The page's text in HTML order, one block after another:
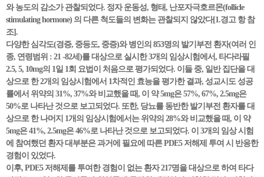
와 농도의 감소가 관찰되었다. 정자 운동성, 형태, 난포자극호르몬(follicle
stimulating hormone) 의 다른 척도들의 변화는 관찰되지 않았다[1.경고 항 참
조].
다양한 심각도(경증, 중등도, 중증)와 병인의 853명의 발기부전 환자(여러 인
종, 연령범위 : 21 -82세)를 대상으로 실시한 3개의 임상시험에서, 타다라필
2.5, 5, 10mg의 1일 1회 요법이 처음으로 평가되었다. 이들 중, 일반 집단을 대
상으로 한 2개의 임상시험에서 1차적인 효능을 평가한 결과, 성교시도 성공
률에서 위약의 31%, 37%와 비교했을 때, 이 약 5mg은 57%, 67%, 2.5mg은
50%로 나타난 것으로 보고되었다. 또한, 당뇨를 동반한 발기부전 환자를 대
상으로 한 나머지 1개의 임상시험에서는 위약의 28%와 비교했을 때, 이 약
5mg은 41%, 2.5mg은 46%로 나타난 것으로 보고되었다. 이 3개의 임상 시험
에 참여했던 환자 대부분은 과거에 필요에 따른 PDE5 저해제 투여 시 반응한
경험이 있었다.
이후, PDE5 저해제를 투여한 경험이 없는 환자 217명을 대상으로 하여 타다